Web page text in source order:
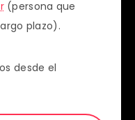
(persona que
plazo).
desde el